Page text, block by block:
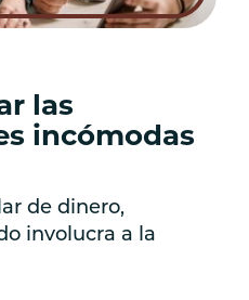
las
incómodas
de dinero,
involucra a la